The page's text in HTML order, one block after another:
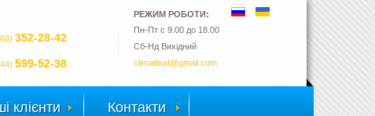
РЕЖИМ РОБОТИ:
Пн-Пт с 9.00 до 18.00
Сб-Нд Вихідний
climatbud@gmail.com
352-28-42
599-52-38
клієнти Контакти